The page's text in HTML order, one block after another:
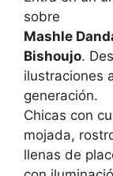
sobre
Mashle
Bishoujo.
ilustraciones
generación.
Chicas con
mojada,
llenas de